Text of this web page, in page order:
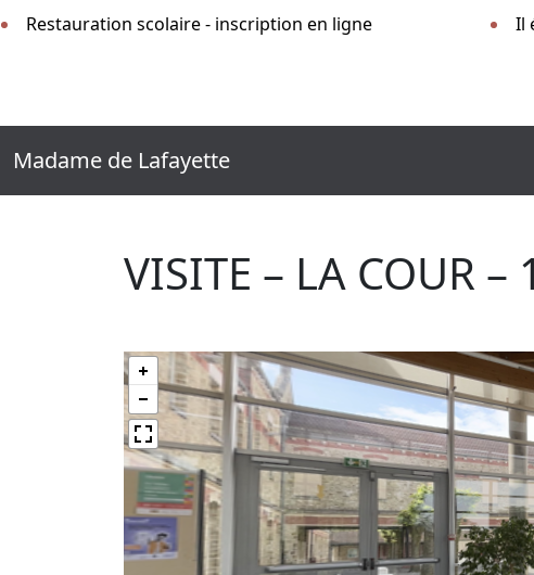
Restauration scolaire - inscription en ligne Il
Madame de Lafayette
VISITE – LA COUR – 1